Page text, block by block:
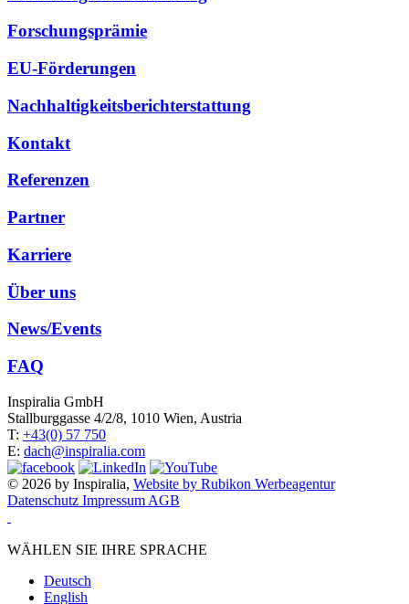
Forschungsprämie
EU-Förderungen
Nachhaltigkeitsberichterstattung
Kontakt
Referenzen
Partner
Karriere
Über uns
News/Events
FAQ
Inspiralia GmbH
Stallburggasse 4/2/8, 1010 Wien, Austria
T: +43(0) 57 750
E: dach@inspiralia.com
© 2026 by Inspiralia, Website by Rubikon Werbeagentur
Datenschutz Impressum AGB
WÄHLEN SIE IHRE SPRACHE
Deutsch
English